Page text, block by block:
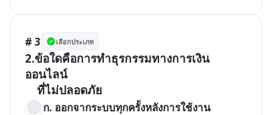
# 3 เลือกประเภท
2.ข้อใดคือการทำธุรกรรมทางการเงิน
ออนไลน์
ก. ออกจากระบบทุกครั้งหลังการใช้งาน